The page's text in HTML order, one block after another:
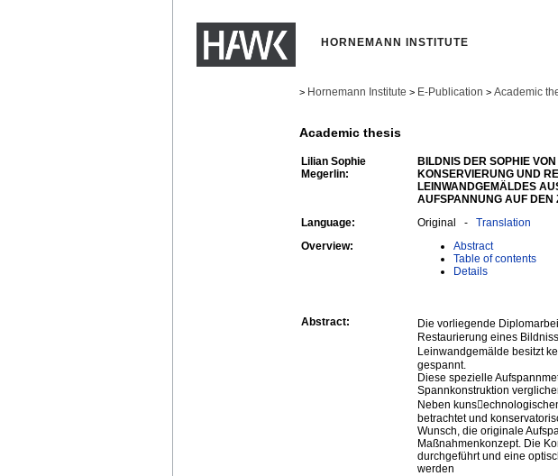
HORNEMANN INSTITUTE
> Hornemann Institute > E-Publication > Academic
Academic thesis
Lilian Sophie
Megerlin:
BILDNIS DER SOPHIE
KONSERVIERUNG UND
LEINWANDGEMÄLDES
AUFSPANNUNG AUF DEN
Language: Original - Translation
Overview:
Abstract
Table of contents
Details
Abstract:
Die vorliegende
Restaurierung eines
Leinwandgemälde besitzt
gespannt.
Diese spezielle
Spannkonstruktion
Neben
betrachtet und
Wunsch, die originale
Maßnahmenkonzept. Die
durchgeführt und eine
werden